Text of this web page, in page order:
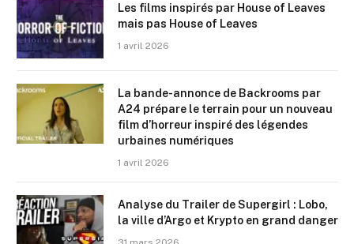
Les films inspirés par House of Leaves
mais pas House of Leaves
1 avril 2026
La bande-annonce de Backrooms par
A24 prépare le terrain pour un nouveau
film d’horreur inspiré des légendes
urbaines numériques
1 avril 2026
Analyse du Trailer de Supergirl : Lobo,
la ville d’Argo et Krypto en grand danger